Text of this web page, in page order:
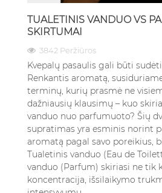
TUALETINIS VANDUO VS
SKIRTUMAI
3842 Peržiūros
Kvepalų pasaulis gali būti
Renkantis aromatą,
terminų, kurių prasmė ne
dažniausių klausimų – kuo
vanduo nuo parfumuoto? Šių
supratimas yra esminis norint
aromatą pagal savo poreikius,
Tualetinis vanduo (Eau de
vanduo (Parfum) skiriasi ne tik
koncentracija, išsilaikymo